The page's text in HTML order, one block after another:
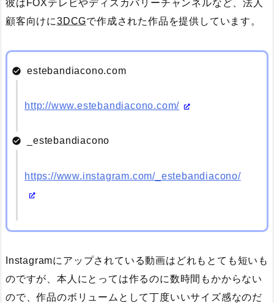
彼はFOXテレビやディスカバリーチャンネルなど、法人
顧客向けに3DCGで作成された作品を提供しています。
estebandiacono.com
http://www.estebandiacono.com/
_estebandiacono
https://www.instagram.com/_estebandiacono/
Instagramにアップされている動画はどれもとても短いも
のですが、本人にとっては作るのに数時間もかからない
ので、作品のボリュームとして丁度いいサイズ感なのだ